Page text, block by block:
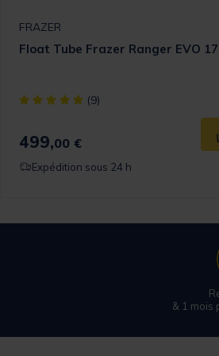
panier
FRAZER
Float Tube Frazer Ranger EVO
[object Object] out of 5 Customer
(9)
499,00 €
Expédition sous 24 h
& 1 mois